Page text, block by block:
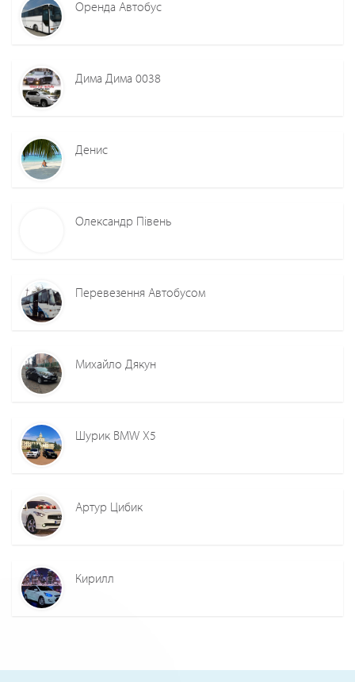
Оренда Автобус
Дима Дима 0038
Денис
Олександр Півень
Перевезення Автобусом
Михайло Дякун
Шурик BMW X5
Артур Цибик
Кирилл